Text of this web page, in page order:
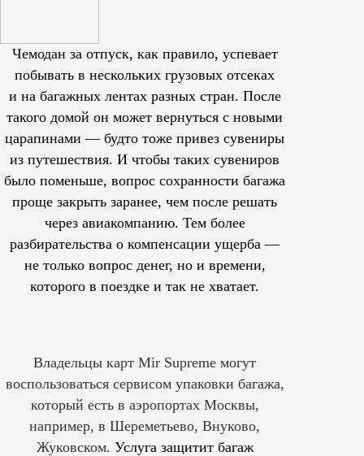
Чемодан за отпуск, как правило, успевает
побывать в нескольких грузовых отсеках
и на багажных лентах разных стран. После
такого домой он может вернуться с новыми
царапинами — будто тоже привез сувениры
из путешествия. И чтобы таких сувениров
было поменьше, вопрос сохранности багажа
проще закрыть заранее, чем после решать
через авиакомпанию. Тем более
разбирательства о компенсации ущерба —
не только вопрос денег, но и времени,
которого в поездке и так не хватает.
Владельцы карт Mir Supreme могут
воспользоваться сервисом упаковки багажа,
который есть в аэропортах Москвы,
например, в Шереметьево, Внуково,
Жуковском. Услуга защитит багаж